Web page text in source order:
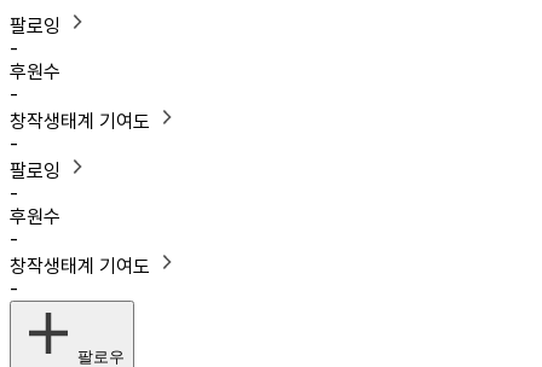
팔로잉
-
후원수
-
창작생태계 기여도
-
팔로잉
-
후원수
-
창작생태계 기여도
-
팔로우